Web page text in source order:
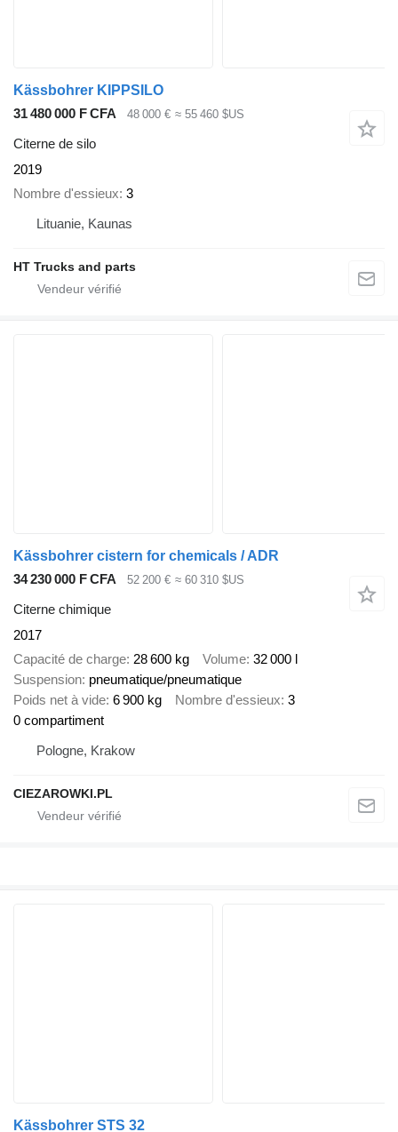
Kässbohrer KIPPSILO
31 480 000 F CFA
48 000 € ≈ 55 460 $US
Citerne de silo
2019
Nombre d'essieux 3
Lituanie, Kaunas
HT Trucks and parts
Kässbohrer cistern for chemicals / ADR
34 230 000 F CFA
52 200 € ≈ 60 310 $US
Citerne chimique
2017
Capacité de charge 28 600 kg Volume 32 000 l
Suspension pneumatique/pneumatique
Poids net à vide 6 900 kg Nombre d'essieux 3
0 compartiment
Pologne, Krakow
CIEZAROWKI.PL
Kässbohrer STS 32